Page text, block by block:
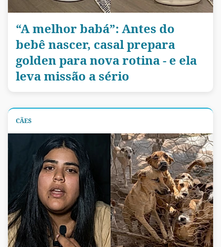
“A melhor babá”: Antes do
bebê nascer, casal prepara
golden para nova rotina - e ela
leva missão a sério
CÃES